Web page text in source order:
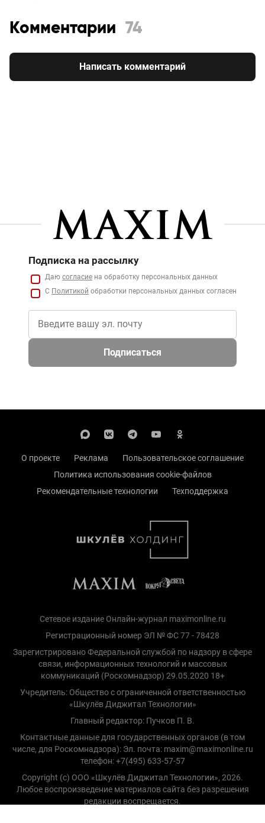
Комментарии 74
Написать комментарий
Подписка на рассылку
Даю согласие на обработку персональных данных
С Политикой обработки персональных данных согласен
Подписаться
О проекте Реклама
Пользовательское соглашение
Политика использования cookie-файлов
Рекомендательные технологии
Техподдержка
Сетевое издание Онлайн-журнал maximonline.ru
Регистрационный номер ЭЛ № ФС 77 - 78428
Зарегистрировано Федеральной службой по надзору в сфере
связи, информационных технологий и массовых
коммуникаций (Роскомнадзор) 29.05.2020 18+
Учредитель: Общество с ограниченной ответственностью
«Шкулёв Диджитал Технологии»
Главный редактор: Пучков П. В.
Контактные данные для государственных органов (в том
числе, для Роскомнадзора): Эл. почта: maxim@maximonline.ru
телефон: +7(495) 633-57-57
Copyright (с) ООО «Шкулёв Диджитал Технологии», 2026.
Любое воспроизведение материалов сайта без разрешения
редакции воспрещается.